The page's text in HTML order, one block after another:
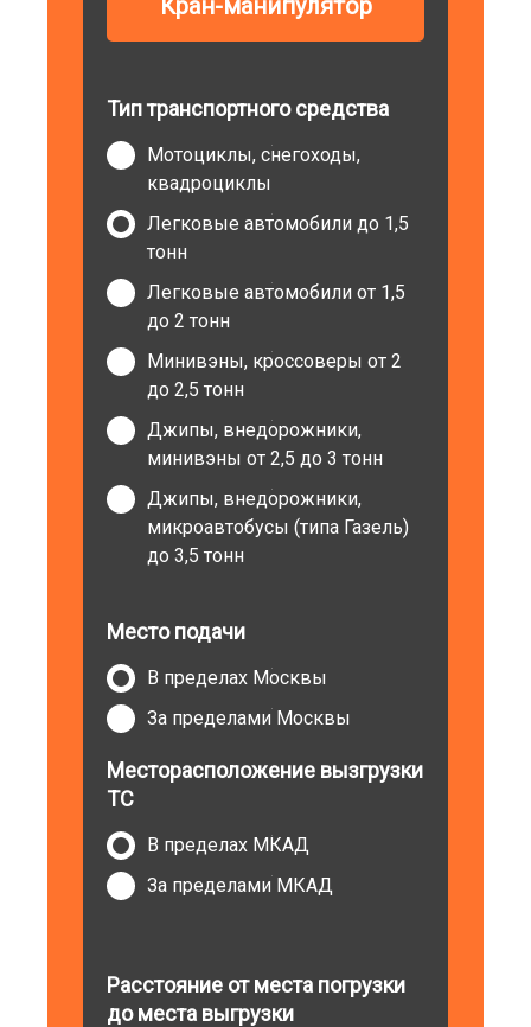
Кран-манипулятор
Тип транспортного средства
Мотоциклы, снегоходы,
квадроциклы
Легковые автомобили до 1,5
тонн
Легковые автомобили от 1,5
до 2 тонн
Минивэны, кроссоверы от 2
до 2,5 тонн
Джипы, внедорожники,
минивэны от 2,5 до 3 тонн
Джипы, внедорожники,
микроавтобусы (типа Газель)
до 3,5 тонн
Место подачи
В пределах Москвы
За пределами Москвы
Месторасположение вызгрузки
ТС
В пределах МКАД
За пределами МКАД
Расстояние от места погрузки
до места выгрузки